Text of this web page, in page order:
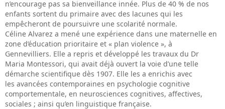
n’encourage pas sa bienveillance innée. Plus de 40 % de nos
enfants sortent du primaire avec des lacunes qui les
empêcheront de poursuivre une scolarité normale.
Céline Alvarez a mené une expérience dans une maternelle en
zone d’éducation prioritaire et « plan violence », à
Gennevilliers. Elle a repris et développé les travaux du Dr
Maria Montessori, qui avait déjà ouvert la voie d’une telle
démarche scientifique dès 1907. Elle les a enrichis avec
les avancées contemporaines en psychologie cognitive
comportementale, en neurosciences cognitives, affectives,
sociales ; ainsi qu’en linguistique française.